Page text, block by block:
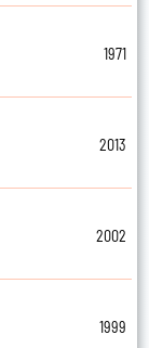
1971
2013
2002
1999